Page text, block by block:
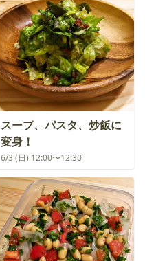
スープ、パスタ、炒飯に
変身！
6/3 (日) 12:00〜12:30